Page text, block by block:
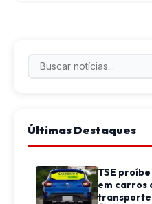
Últimas Destaques
TSE
em carros
transporte